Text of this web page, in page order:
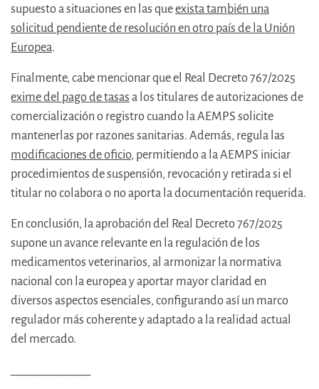
supuesto a situaciones en las queexista también una
solicitud pendiente de resolución en otro país de la Unión
Europea.
Finalmente, cabe mencionar que el Real Decreto 767/2025
exime del pago de tasas a los titulares de autorizaciones de
comercialización o registro cuando la AEMPS solicite
mantenerlas por razones sanitarias. Además, regula las
modificaciones de oficio, permitiendo a la AEMPS iniciar
procedimientos de suspensión, revocación y retirada si el
titular no colabora o no aporta la documentación requerida.
En conclusión, la aprobación del Real Decreto 767/2025
supone un avance relevante en la regulación de los
medicamentos veterinarios, al armonizar la normativa
nacional con la europea y aportar mayor claridad en
diversos aspectos esenciales, configurando así un marco
regulador más coherente y adaptado a la realidad actual
del mercado.